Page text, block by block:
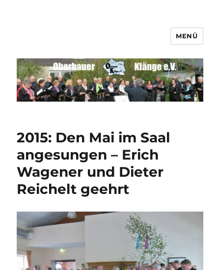
Männerchor Quirrenbach e.V.
MENÜ
2015: Den Mai im Saal
angesungen – Erich
Wagener und Dieter
Reichelt geehrt